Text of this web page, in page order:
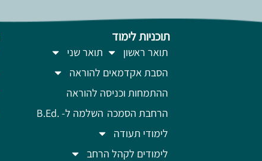
תוכניות לימוד
תואר ראשון
תואר שני
הסבת אקדמאים להוראה
ההתמחות וכניסה להוראה
הרחבת הסמכה השלמה ל- .B.Ed
לימודי תעודה
לימודים לקהל הרחב